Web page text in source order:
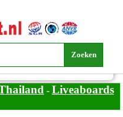
Thailand
- Liveaboards Thailand
- Liveaboards